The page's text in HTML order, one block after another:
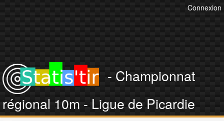
Connexion
- Championnat
régional 10m - Ligue de Picardie